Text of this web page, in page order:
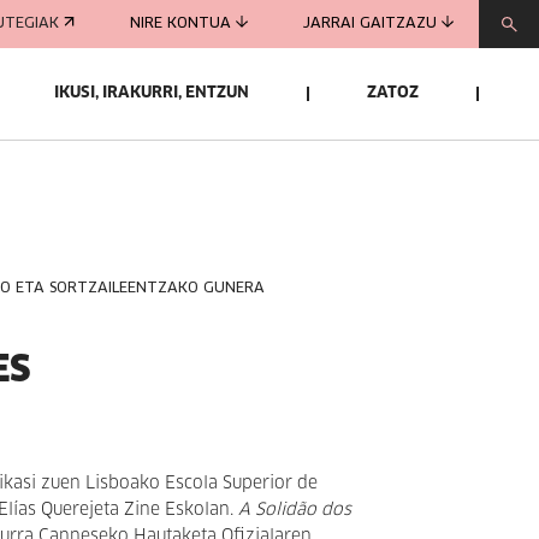
NIRE KONTUA JARRAI GAITZAZU
IKUSI, IRAKURRI, ENTZUN ZATOZ
ETA SORTZAILEENTZAKO GUNERA
zuen Lisboako Escola Superior de
Querejeta Zine Eskolan.A Solidão dos